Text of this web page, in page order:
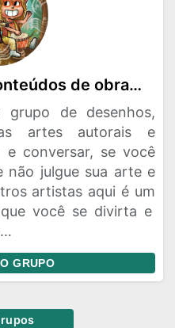
✒️✏️Criadores de conteúdos de obras artísticas(HQs-mangás-literatura)🖍️
de desenhos,
artes autorais e
e conversar, se você
não julgue sua arte e
artistas aqui é um
você se divirta e
GRUPO